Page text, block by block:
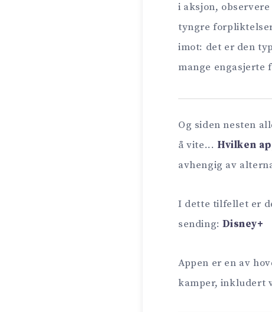
i aksjon,
tyngre
imot: det er den
mange engasjerte
Og siden nesten
å vite... Hvilken
avhengig av
I dette tilfellet er
sending:Disney+
Appen er en av
kamper, inkludert